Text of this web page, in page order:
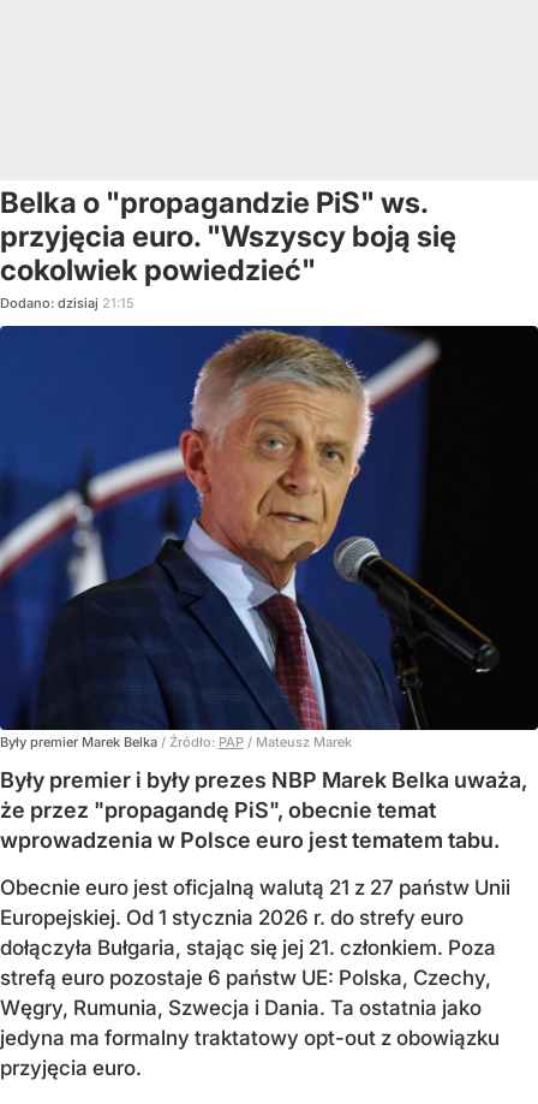
Belka o "propagandzie PiS" ws.
przyjęcia euro. "Wszyscy boją się
cokolwiek powiedzieć"
Dodano: dzisiaj 21:15
Były premier Marek Belka / Źródło: PAP / Mateusz Marek
Były premier i były prezes NBP Marek Belka uważa,
że przez "propagandę PiS", obecnie temat
wprowadzenia w Polsce euro jest tematem tabu.
Obecnie euro jest oficjalną walutą 21 z 27 państw Unii
Europejskiej. Od 1 stycznia 2026 r. do strefy euro
dołączyła Bułgaria, stając się jej 21. członkiem. Poza
strefą euro pozostaje 6 państw UE: Polska, Czechy,
Węgry, Rumunia, Szwecja i Dania. Ta ostatnia jako
jedyna ma formalny traktatowy opt-out z obowiązku
przyjęcia euro.